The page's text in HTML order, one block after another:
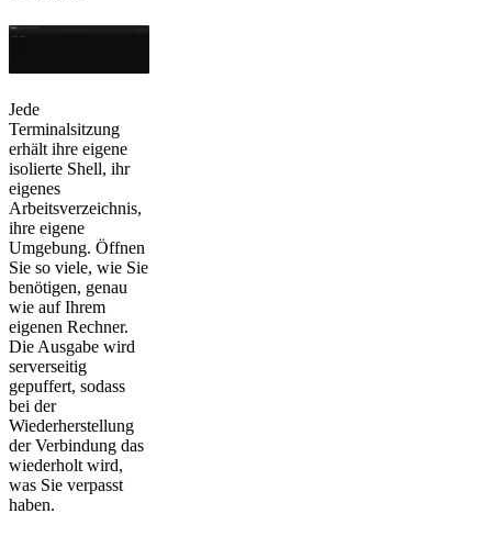
Jede
Terminalsitzung
erhält ihre eigene
isolierte Shell, ihr
eigenes
Arbeitsverzeichnis,
ihre eigene
Umgebung. Öffnen
Sie so viele, wie Sie
benötigen, genau
wie auf Ihrem
eigenen Rechner.
Die Ausgabe wird
serverseitig
gepuffert, sodass
bei der
Wiederherstellung
der Verbindung das
wiederholt wird,
was Sie verpasst
haben.